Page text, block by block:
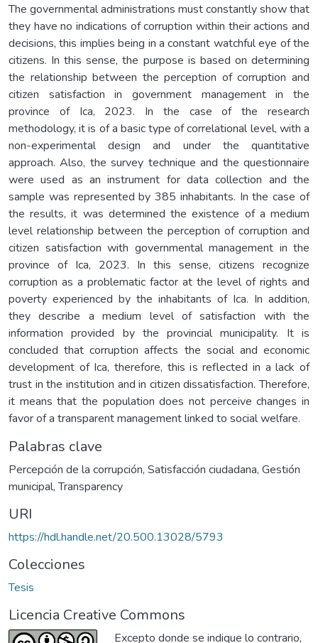
The governmental administrations must constantly show that
they have no indications of corruption within their actions and
decisions, this implies being in a constant watchful eye of the
citizens. In this sense, the purpose is based on determining
the relationship between the perception of corruption and
citizen satisfaction in government management in the
province of Ica, 2023. In the case of the research
methodology, it is of a basic type of correlational level, with a
non-experimental design and under the quantitative
approach. Also, the survey technique and the questionnaire
were used as an instrument for data collection and the
sample was represented by 385 inhabitants. In the case of
the results, it was determined the existence of a medium
level relationship between the perception of corruption and
citizen satisfaction with governmental management in the
province of Ica, 2023. In this sense, citizens recognize
corruption as a problematic factor at the level of rights and
poverty experienced by the inhabitants of Ica. In addition,
they describe a medium level of satisfaction with the
information provided by the provincial municipality. It is
concluded that corruption affects the social and economic
development of Ica, therefore, this is reflected in a lack of
trust in the institution and in citizen dissatisfaction. Therefore,
it means that the population does not perceive changes in
favor of a transparent management linked to social welfare.
Palabras clave
Percepción de la corrupción, Satisfacción ciudadana, Gestión
municipal,Transparency
URI
https://hdl.handle.net/20.500.13028/5793
Colecciones
Tesis
Licencia Creative Commons
Excepto donde se indique lo contrario,